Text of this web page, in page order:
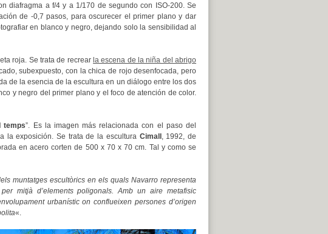
diafragma a f/4 y a 1/170 de segundo con ISO-200. Se
de -0,7 pasos, para oscurecer el primer plano y dar
en blanco y negro, dejando solo la sensibilidad al
roja. Se trata de recrearla escena de la niña del abrigo
subexpuesto, con la chica de rojo desenfocada, pero
de la esencia de la escultura en un diálogo entre los dos
y negro del primer plano y el foco de atención de color.
temps”. Es la imagen más relacionada con el paso del
la exposición. Se trata de la escultura Cimall, 1992, de
en acero corten de 500 x 70 x 70 cm. Tal y como se
muntatges escultòrics en els quals Navarro representa
mitjà d’elements poligonals. Amb un aire metafisic
urbanístic on conflueixen persones d’origen
«.